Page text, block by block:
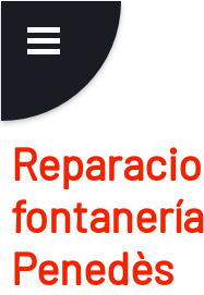
Penedès